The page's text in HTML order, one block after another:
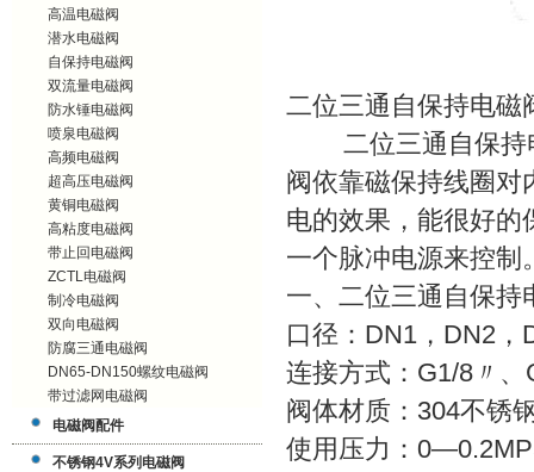
高温电磁阀
潜水电磁阀
自保持电磁阀
双流量电磁阀
防水锤电磁阀
喷泉电磁阀
高频电磁阀
超高压电磁阀
黄铜电磁阀
高粘度电磁阀
带止回电磁阀
ZCTL电磁阀
制冷电磁阀
双向电磁阀
防腐三通电磁阀
DN65-DN150螺纹电磁阀
带过滤网电磁阀
电磁阀配件
不锈钢4V系列电磁阀
二位三通自保持电磁
二位三通自保持电
阀依靠磁保持线圈对
电的效果，能很好的
一个脉冲电源来控制
一、二位三通自保持
口径：DN1，DN2，
连接方式：G1/8〃
阀体材质：304不锈
使用压力：